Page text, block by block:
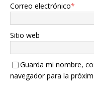
Correo electrónico*
Sitio web
Guarda mi nombre,
navegador para la